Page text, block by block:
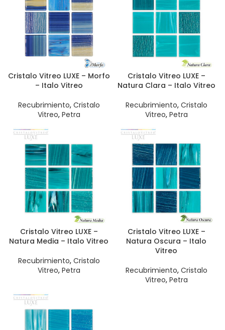
Cristalo Vitreo LUXE – Morfo
– Italo Vitreo
Recubrimiento, Cristalo
Vitreo, Petra
Cristalo Vitreo LUXE –
Natura Clara – Italo Vitreo
Recubrimiento, Cristalo
Vitreo, Petra
Cristalo Vitreo LUXE –
Natura Media – Italo Vitreo
Recubrimiento, Cristalo
Vitreo, Petra
Cristalo Vitreo LUXE –
Natura Oscura – Italo
Vitreo
Recubrimiento, Cristalo
Vitreo, Petra